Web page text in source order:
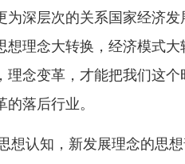
为深层次的关系国家经济
想理念大转换，经济模式
理念变革，才能把我们这个
落后行业。
想认知，新发展理念的思